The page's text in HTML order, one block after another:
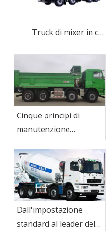
Truck di mixer in cemento di auto-installazione industriale
Cinque principi di
manutenzione
dell'autocarro con
cassone ribaltabile
Dall'impostazione
standard al leader del